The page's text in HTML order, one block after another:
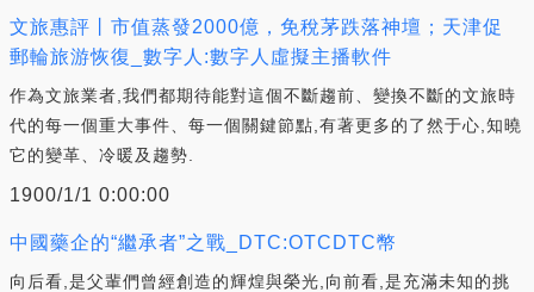
文旅惠評丨市值蒸發2000億，免稅茅跌落神壇；天津促
郵輪旅游恢復_數字人:數字人虛擬主播軟件
作為文旅業者,我們都期待能對這個不斷趨前、變換不斷的文旅時
代的每一個重大事件、每一個關鍵節點,有著更多的了然于心,知曉
它的變革、冷暖及趨勢.
1900/1/1 0:00:00
中國藥企的“繼承者”之戰_DTC:OTCDTC幣
向后看,是父輩們曾經創造的輝煌與榮光,向前看,是充滿未知的挑